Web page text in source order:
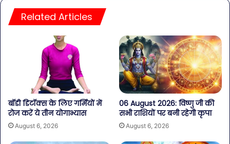
Related Articles
बॉडी डिटॉक्स के लिए गर्मियों में
रोज करें ये तीन योगाभ्यास
August 6, 2026
06 August 2026: विष्णु जी की
सभी राशियों पर बनी रहेगी कृपा
August 6, 2026